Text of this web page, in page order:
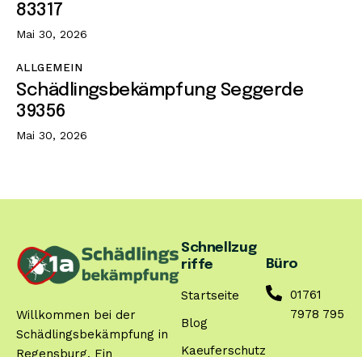
83317
Mai 30, 2026
ALLGEMEIN
Schädlingsbekämpfung Seggerde
39356
Mai 30, 2026
Willkommen bei der
Schädlingsbekämpfung in
Regensburg. Ein
Schnellzug
riffe
Startseite
Blog
Kaeuferschutz
Büro
01761
7978 795